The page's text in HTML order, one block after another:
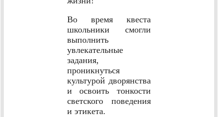
Во время квеста
школьники смогли
выполнить
увлекательные
задания,
проникнуться
культурой дворянства
и освоить тонкости
светского поведения
и этикета.